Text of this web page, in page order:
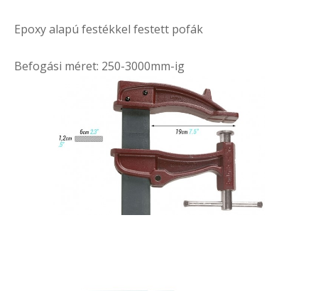
Epoxy alapú festékkel festett pofák
Befogási méret: 250-3000mm-ig